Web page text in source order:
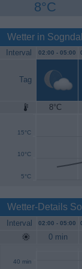
8°C
Wetter in
Interval 02:00 - 05:00
Tag
8°C
5°C
10°C
15°C
20°C
Wetter-Details
Interval 02:00 - 05:00
0 min
40 min